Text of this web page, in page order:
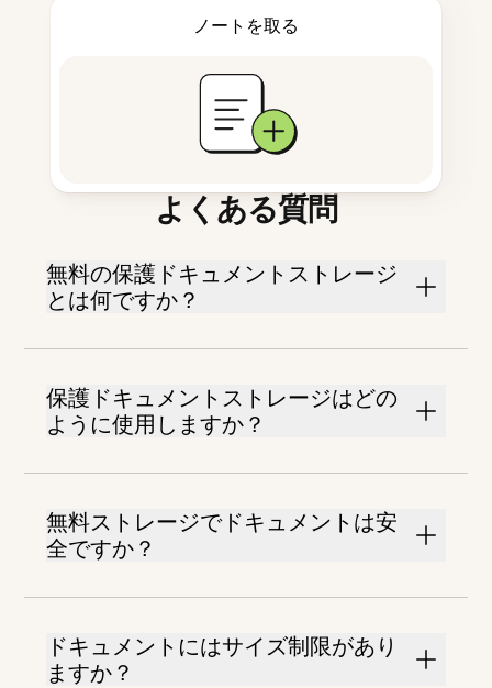
ノートを取る
よくある質問
無料の保護ドキュメントストレージ
とは何ですか？
保護ドキュメントストレージはどの
ように使用しますか？
無料ストレージでドキュメントは安
全ですか？
ドキュメントにはサイズ制限があり
ますか？